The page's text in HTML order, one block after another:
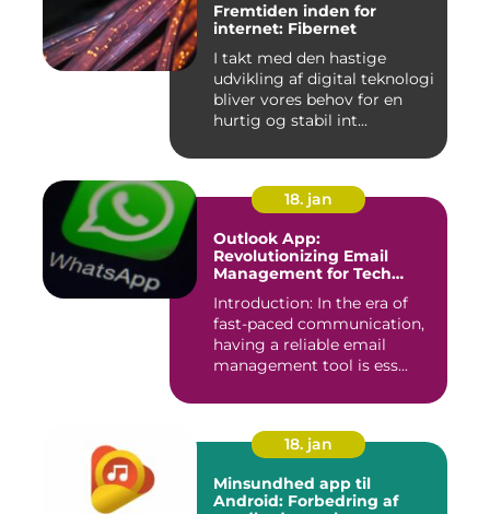
Fremtiden inden for
internet: Fibernet
I takt med den hastige
udvikling af digital teknologi
bliver vores behov for en
hurtig og stabil int...
18. jan
Outlook App:
Revolutionizing Email
Management for Tech
Introduction: In the era of
fast-paced communication,
having a reliable email
management tool is ess...
18. jan
Minsundhed app til
Android: Forbedring af